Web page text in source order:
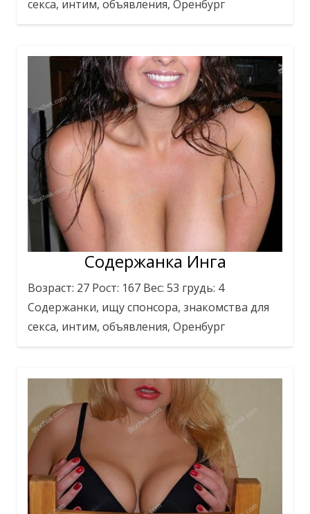
секса, интим, объявления, Оренбург
Содержанка Инга
Возраст: 27 Рост: 167 Вес: 53 грудь: 4
Содержанки, ищу спонсора, знакомства для
секса, интим, объявления, Оренбург